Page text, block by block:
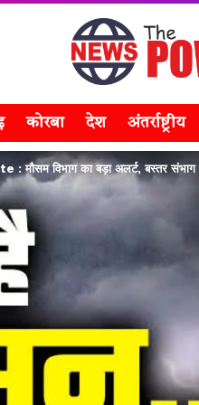
कोरबा देश अंतर्राष्ट्रीय
विभाग का बड़ा अलर्ट, बस्तर संभाग में